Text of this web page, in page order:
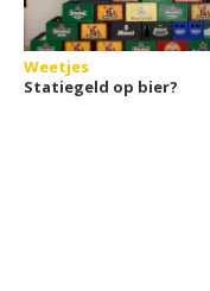
Weetjes
Statiegeld op bier?